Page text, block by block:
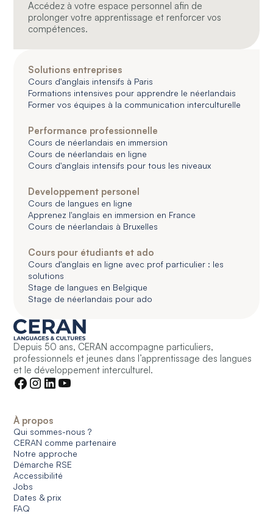
Accédez à votre espace personnel afin de
prolonger votre apprentissage et renforcer vos
compétences.
Solutions entreprises
Cours d'anglais intensifs à Paris
Formations intensives pour apprendre le néerlandais
Former vos équipes à la communication interculturelle
Performance professionnelle
Cours de néerlandais en immersion
Cours de néerlandais en ligne
Cours d'anglais intensifs pour tous les niveaux
Developpement personel
Cours de langues en ligne
Apprenez l'anglais en immersion en France
Cours de néerlandais à Bruxelles
Cours pour étudiants et ado
Cours d'anglais en ligne avec prof particulier : les
solutions
Stage de langues en Belgique
Stage de néerlandais pour ado
Depuis 50 ans, CERAN accompagne particuliers,
professionnels et jeunes dans l’apprentissage des langues
et le développement interculturel.
À propos
Qui sommes-nous ?
CERAN comme partenaire
Notre approche
Démarche RSE
Accessibilité
Jobs
Dates & prix
FAQ